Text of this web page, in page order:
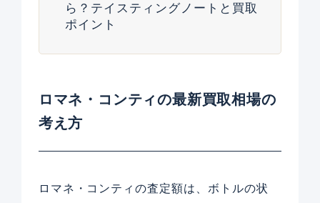
ら？テイスティングノートと買取
ポイント
ロマネ・コンティの最新買取相場の
考え方
ロマネ・コンティの査定額は、ボトルの状